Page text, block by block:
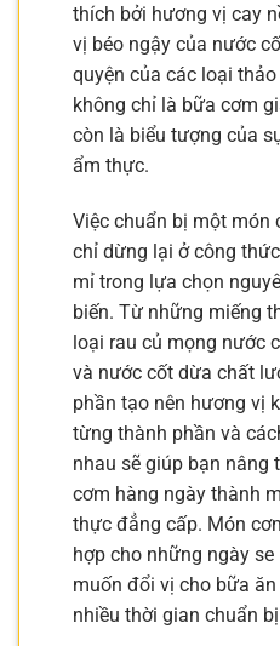
thích bởi hương vị cay
vị béo ngậy của nước
quyện của các loại
không chỉ là bữa cơm
còn là biểu tượng của
ẩm thực.
Việc chuẩn bị một món
chỉ dừng lại ở công
mỉ trong lựa chọn
biến. Từ những miếng
loại rau củ mọng nước
và nước cốt dừa chất
phần tạo nên hương vị
từng thành phần và
nhau sẽ giúp bạn nâng
cơm hàng ngày thành
thực đẳng cấp. Món
hợp cho những ngày
muốn đổi vị cho bữa
nhiều thời gian chuẩn